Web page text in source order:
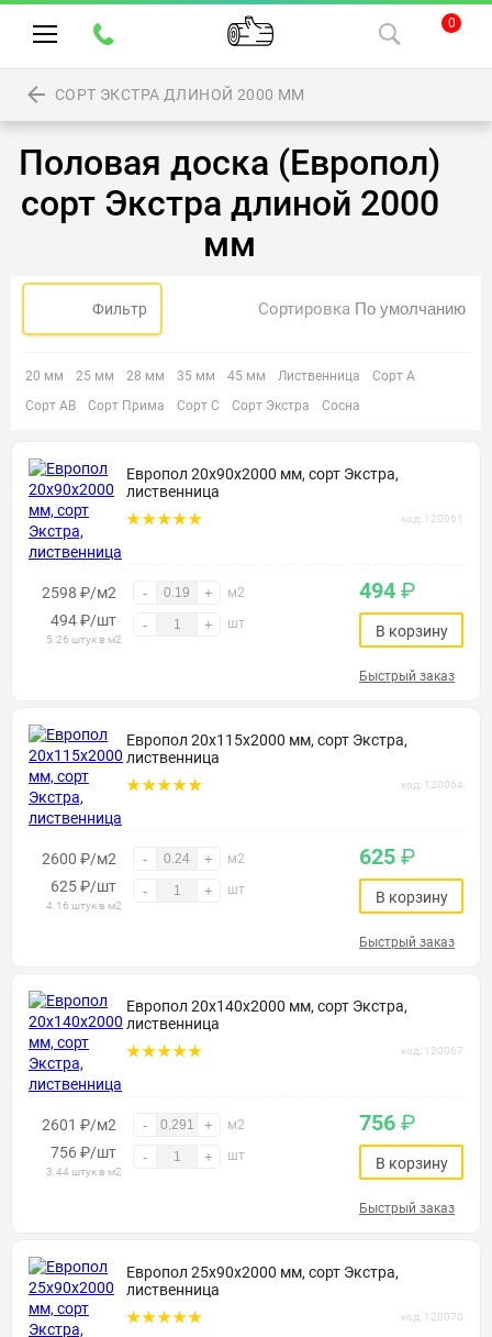
0
СОРТ ЭКСТРА ДЛИНОЙ 2000 ММ
Половая доска (Европол)
сорт Экстра длиной 2000
мм
Фильтр Сортировка
20 мм 25 мм 28 мм 35 мм 45 мм Лиственница
Сорт А
Сорт АВ
Сорт Прима Сорт С Сорт Экстра Сосна
Европол 20х90х2000 мм, сорт Экстра,
лиственница
код: 120061
2598 ₽/м2 - + м2
494₽/шт
5.26 штук в м2
- + шт
494 ₽
В корзину
Быстрый заказ
Европол 20х115х2000 мм, сорт Экстра,
лиственница
код: 120064
2600 ₽/м2 - + м2
625₽/шт
4.16 штук в м2
- + шт
625 ₽
В корзину
Быстрый заказ
Европол 20х140х2000 мм, сорт Экстра,
лиственница
код: 120067
2601 ₽/м2 - + м2
756 ₽/шт
3.44 штук в м2
- + шт
756 ₽
В корзину
Быстрый заказ
Европол 25х90х2000 мм, сорт Экстра,
лиственница
код: 120070